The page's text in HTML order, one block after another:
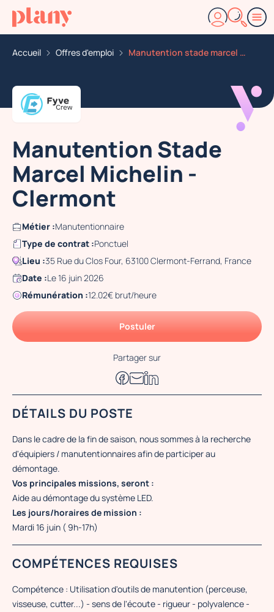
Accueil Offres d'emploi Manutention stade marcel michelin clermont
Manutention Stade
Marcel Michelin -
Clermont
Métier :Manutentionnaire
Type de contrat :Ponctuel
Lieu :35 Rue du Clos Four, 63100 Clermont-Ferrand, France
Date :Le 16 juin 2026
Rémunération :12.02€ brut/heure
Postuler
Partager sur
DÉTAILS DU POSTE
Dans le cadre de la fin de saison, nous sommes à la recherche
d'équipiers / manutentionnaires afin de participer au
démontage.
Vos principales missions, seront :
Aide au démontage du système LED.
Les jours/horaires de mission :
Mardi 16 juin ( 9h-17h)
COMPÉTENCES REQUISES
Compétence : Utilisation d'outils de manutention (perceuse,
visseuse, cutter...) - sens de l'écoute - rigueur - polyvalence -